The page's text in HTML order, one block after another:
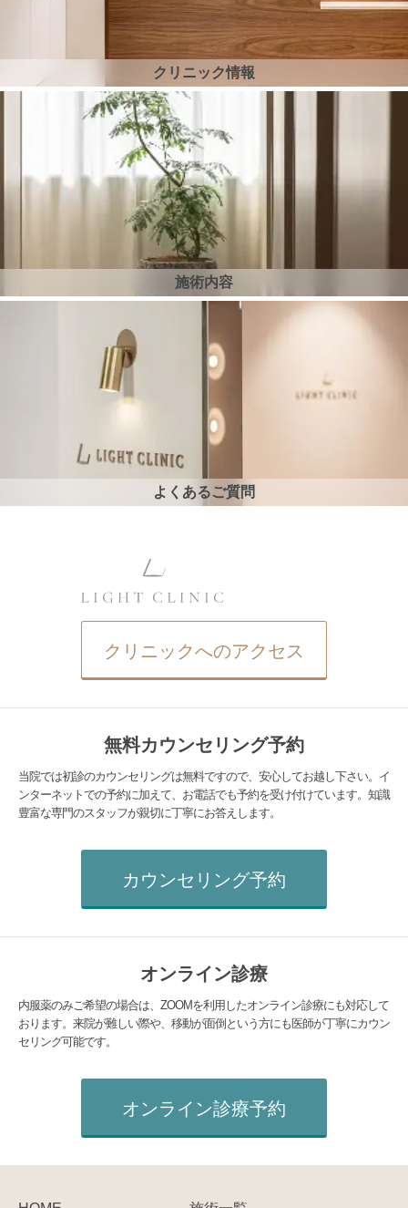
クリニック情報
施術内容
よくあるご質問
クリニックへのアクセス
無料カウンセリング予約
当院では初診のカウンセリングは無料ですので、安心してお越し下さい。イ
ンターネットでの予約に加えて、お電話でも予約を受け付けています。知識
豊富な専門のスタッフが親切に丁寧にお答えします。
カウンセリング予約
オンライン診療
内服薬のみご希望の場合は、ZOOMを利用したオンライン診療にも対応して
おります。来院が難しい際や、移動が面倒という方にも医師が丁寧にカウン
セリング可能です。
オンライン診療予約